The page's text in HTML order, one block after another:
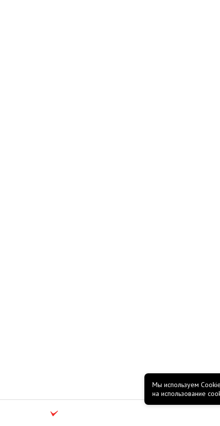
Мы используем
на использование